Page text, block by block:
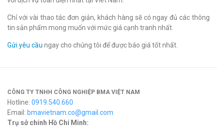
Chỉ với vài thao tác đơn giản, khách hàng sẽ có ngay đủ các thông
tin sản phẩm mong muốn với mức giá cạnh tranh nhất.
Gửi yêu cầu ngay cho chúng tôi để được báo giá tốt nhất.
CÔNG TY TNHH CÔNG NGHIỆP BMA VIỆT NAM
Hotline: 0919.540.660
Email: bmavietnam.co@gmail.com
Trụ sở chính Hồ Chí Minh: